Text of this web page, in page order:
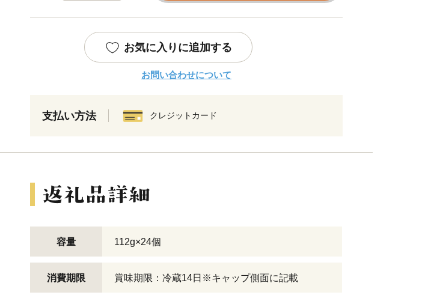
お気に入りに追加する
お問い合わせについて
支払い方法 クレジットカード
容量 112g×24個
消費期限 賞味期限：冷蔵14日※キャップ側面に記載